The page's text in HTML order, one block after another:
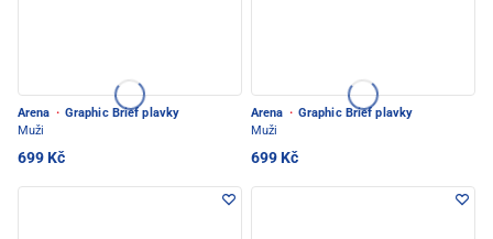
Arena · Graphic Brief plavky
Muži
699 Kč
Arena · Graphic Brief plavky
Muži
699 Kč